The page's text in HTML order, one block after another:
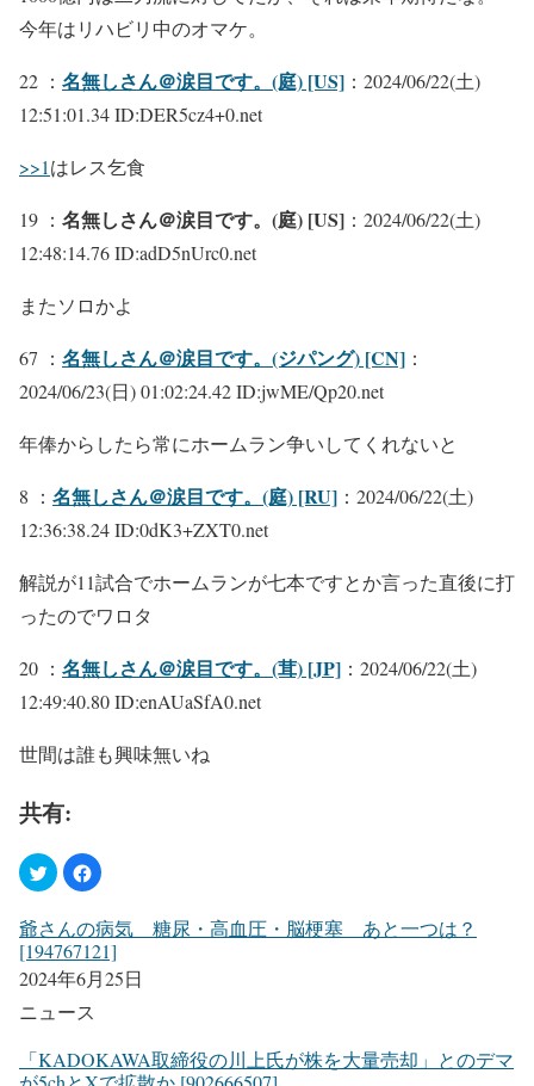
今年はリハビリ中のオマケ。
22 ： 名無しさん＠涙目です。(庭) [US] ：2024/06/22(土)
12:51:01.34 ID:DER5cz4+0.net
>>1はレス乞食
19 ： 名無しさん＠涙目です。(庭) [US] ：2024/06/22(土)
12:48:14.76 ID:adD5nUrc0.net
またソロかよ
67 ： 名無しさん＠涙目です。(ジパング) [CN] ：
2024/06/23(日) 01:02:24.42 ID:jwME/Qp20.net
年俸からしたら常にホームラン争いしてくれないと
8 ： 名無しさん＠涙目です。(庭) [RU] ：2024/06/22(土)
12:36:38.24 ID:0dK3+ZXT0.net
解説が11試合でホームランが七本ですとか言った直後に打
ったのでワロタ
20 ： 名無しさん＠涙目です。(茸) [JP] ：2024/06/22(土)
12:49:40.80 ID:enAUaSfA0.net
世間は誰も興味無いね
共有:
爺さんの病気 糖尿・高血圧・脳梗塞 あと一つは？
[194767121]
2024年6月25日
ニュース
「KADOKAWA取締役の川上氏が株を大量売却」とのデマ